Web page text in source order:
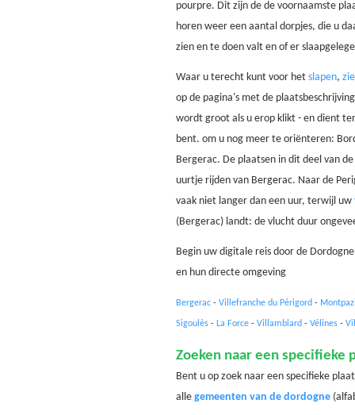
pourpre. Dit zijn de de voornaamste
horen weer een aantal dorpjes, die u
zien en te doen valt en of er
Waar u terecht kunt voor het slapen,
op de pagina's met de
wordt groot als u erop klikt - en dient
bent. om u nog meer te oriënteren:
Bergerac. De plaatsen in dit deel van
uurtje rijden van Bergerac. Naar de
vaak niet langer dan een uur, terwijl uw
(Bergerac) landt: de vlucht duur
Begin uw digitale reis door de
en hun directe omgeving
Bergerac - Villefranche du Périgord -
Sigoulès - La Force - Villamblard - Vélines -
Zoeken naar een specifieke
Bent u op zoek naar een specifieke
alle gemeenten van de dordogne